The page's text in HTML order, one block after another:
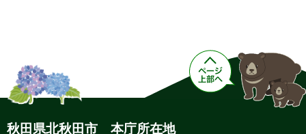
秋田県北秋田市 本庁所在地